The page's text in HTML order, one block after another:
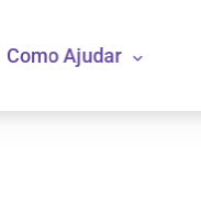
Como Ajudar